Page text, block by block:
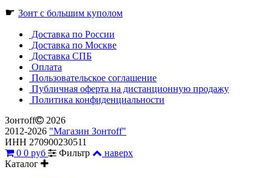
☛ Зонт с большим куполом
Доставка по России
Доставка по Москве
Доставка СПБ
Оплата
Пользовательское соглашение
Публичная оферта на дистанционную продажу
Политика конфиденциальности
Зонтoff
2026
2012-2026 "Магазин Зонтoff"
ИНН 270900230511
0 0 руб Фильтр
наверх
Каталог